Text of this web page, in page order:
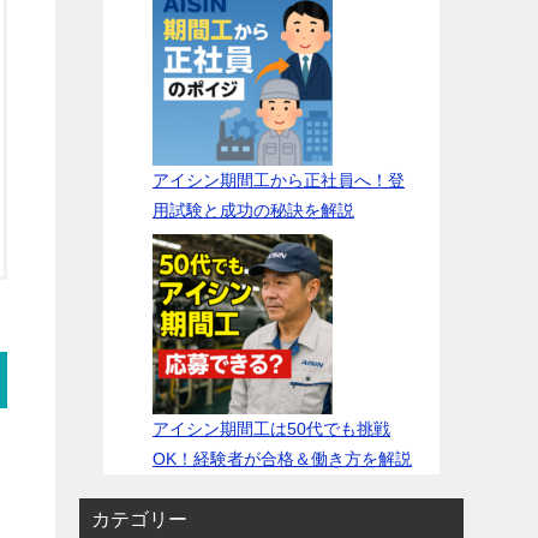
アイシン期間工から正社員へ！登
用試験と成功の秘訣を解説
アイシン期間工は50代でも挑戦
OK！経験者が合格＆働き方を解説
カテゴリー